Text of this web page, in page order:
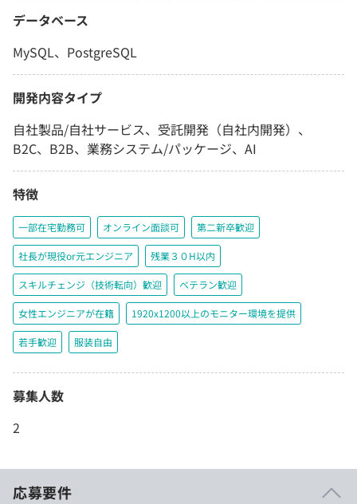
データベース
MySQL、PostgreSQL
開発内容タイプ
自社製品/自社サービス、受託開発（自社内開発）、
B2C、B2B、業務システム/パッケージ、AI
特徴
一部在宅勤務可 オンライン面談可 第二新卒歓迎
社長が現役or元エンジニア 残業３０H以内
スキルチェンジ（技術転向）歓迎 ベテラン歓迎
女性エンジニアが在籍 1920x1200以上のモニター環境を提供
若手歓迎 服装自由
募集人数
2
応募要件